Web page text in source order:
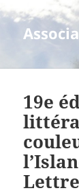
19e
Lettre